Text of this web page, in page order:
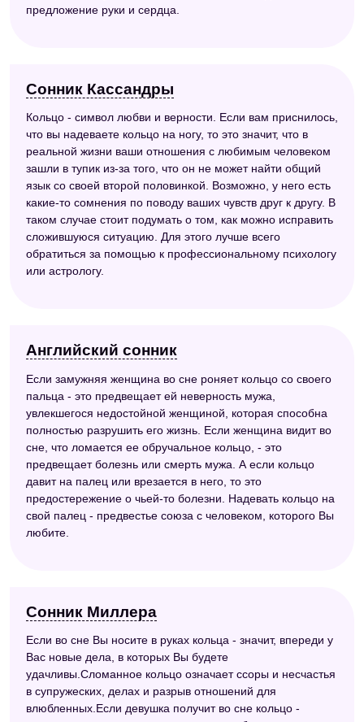
предложение руки и сердца.
Сонник Кассандры
Кольцо - символ любви и верности. Если вам приснилось,
что вы надеваете кольцо на ногу, то это значит, что в
реальной жизни ваши отношения с любимым человеком
зашли в тупик из-за того, что он не может найти общий
язык со своей второй половинкой. Возможно, у него есть
какие-то сомнения по поводу ваших чувств друг к другу. В
таком случае стоит подумать о том, как можно исправить
сложившуюся ситуацию. Для этого лучше всего
обратиться за помощью к профессиональному психологу
или астрологу.
Английский сонник
Если замужняя женщина во сне роняет кольцо со своего
пальца - это предвещает ей неверность мужа,
увлекшегося недостойной женщиной, которая способна
полностью разрушить его жизнь. Если женщина видит во
сне, что ломается ее обручальное кольцо, - это
предвещает болезнь или смерть мужа. А если кольцо
давит на палец или врезается в него, то это
предостережение о чьей-то болезни. Надевать кольцо на
свой палец - предвестье союза с человеком, которого Вы
любите.
Сонник Миллера
Если во сне Вы носите в руках кольца - значит, впереди у
Вас новые дела, в которых Вы будете
удачливы.Сломанное кольцо означает ссоры и несчастья
в супружеских, делах и разрыв отношений для
влюбленных.Если девушка получит во сне кольцо -